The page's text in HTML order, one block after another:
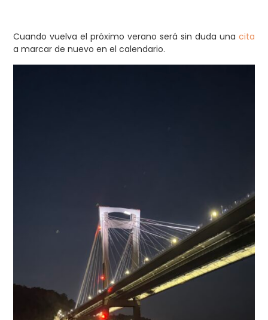
Cuando vuelva el próximo verano será sin duda una cita
a marcar de nuevo en el calendario.